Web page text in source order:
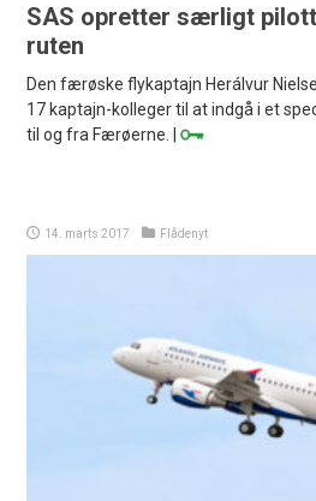
SAS opretter særligt
ruten
Den færøske flykaptajn Herálvur
17 kaptajn-kolleger til at indgå i et
til og fra Færøerne. |
14. marts 2017 Flådenyt